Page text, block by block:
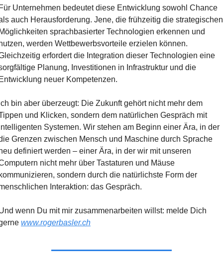
Unternehmen bedeutet diese Entwicklung sowohl Chance
auch Herausforderung. Jene, die frühzeitig die strategischen
sprachbasierter Technologien erkennen und
werden Wettbewerbsvorteile erzielen können.
erfordert die Integration dieser Technologien eine
Planung, Investitionen in Infrastruktur und die
neuer Kompetenzen.
bin aber überzeugt: Die Zukunft gehört nicht mehr dem
und Klicken, sondern dem natürlichen Gespräch mit
Systemen. Wir stehen am Beginn einer Ära, in der
Grenzen zwischen Mensch und Maschine durch Sprache
definiert werden – einer Ära, in der wir mit unseren
nicht mehr über Tastaturen und Mäuse
sondern durch die natürlichste Form der
Interaktion: das Gespräch.
wenn Du mit mir zusammenarbeiten willst: melde Dich
www.rogerbasler.ch